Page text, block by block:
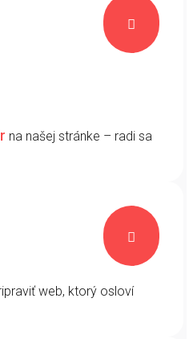

na našej stránke – radi sa

web, ktorý osloví